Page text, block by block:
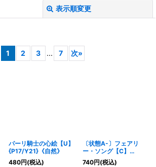
表示順変更
1 2 3 ... 7 次»
パーリ騎士の心絵【U】
{P17/Y21}《自然》
480円(税込)
〔状態A-〕フェアリ
ー・ソング【C】
{P38/Y21}《自然》
740円(税込)